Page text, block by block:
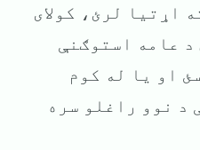
اړتیا لرئ، کولای
عامه استوګنې
او یا له کوم
د نوو راغلو سره